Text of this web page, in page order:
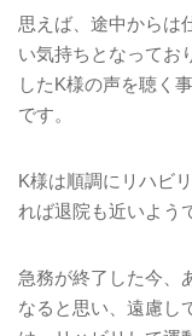
思えば、途中からは
い気持ちとなってお
したK様の声を聴く
です。
K様は順調にリハビ
れば退院も近いよう
急務が終了した今、
なると思い、遠慮し